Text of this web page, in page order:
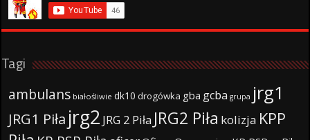
Tagi
ambulans białośliwie dk10 drogówka gba gcba grupa jrg1
JRG1 Piła jrg2 JRG 2 Piła JRG2 Piła kolizja KPP